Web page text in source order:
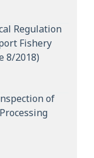
Regulation
Fishery
8/2018)
of